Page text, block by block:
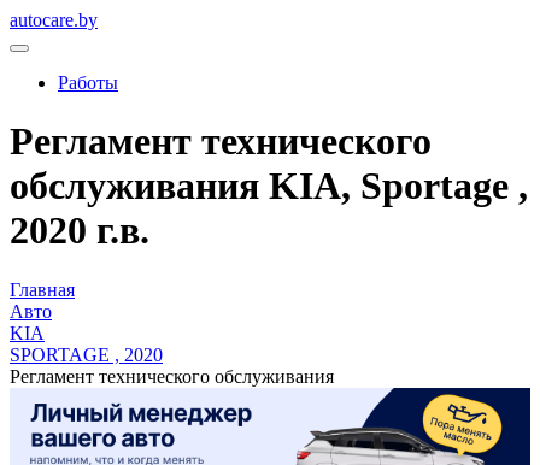
autocare.by
Работы
Регламент технического
обслуживания KIA, Sportage ,
2020 г.в.
Главная
Авто
KIA
SPORTAGE , 2020
Регламент технического обслуживания